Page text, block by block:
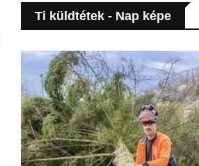
Ti küldtétek - Nap képe